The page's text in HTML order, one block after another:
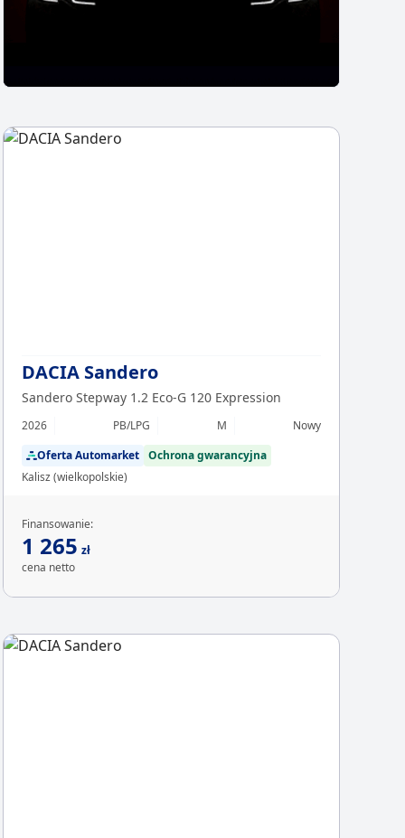
DACIA Sandero
Sandero Stepway 1.2 Eco-G 120 Expression
2026 PB/LPG M
Nowy
Oferta Automarket
Ochrona gwarancyjna
Kalisz (wielkopolskie)
Finansowanie:
1 265 zł
cena netto